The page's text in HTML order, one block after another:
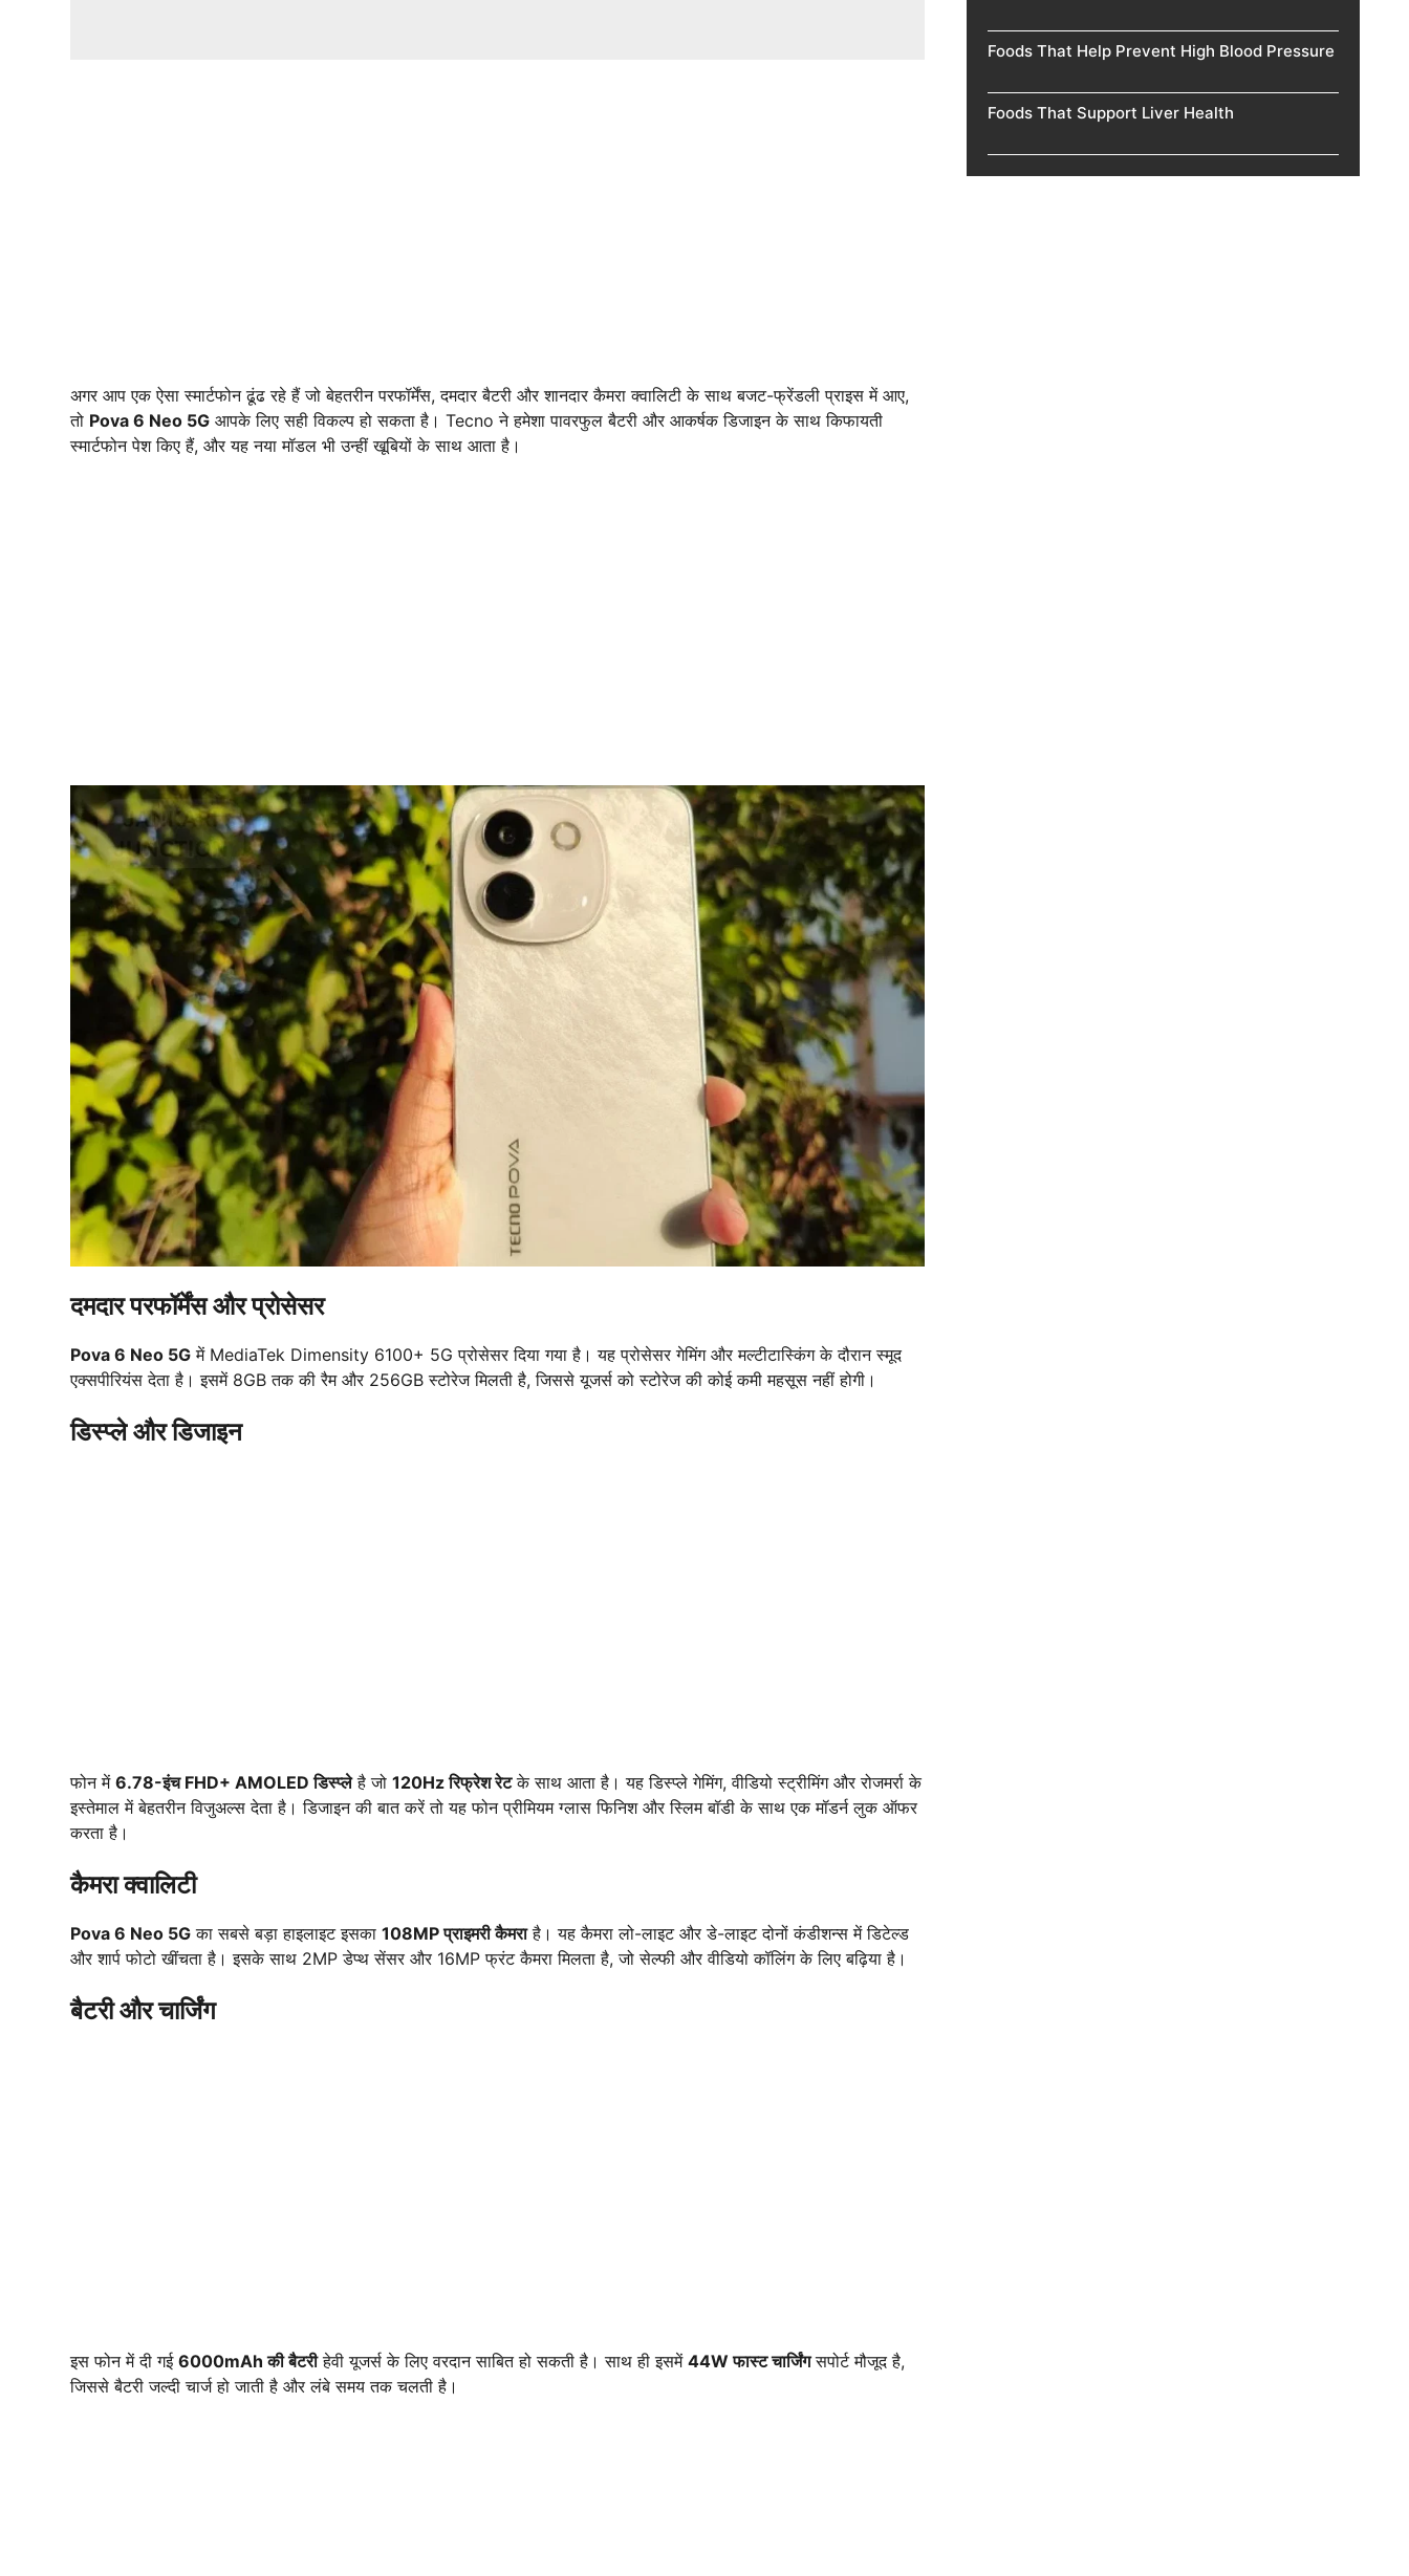
अगर आप एक ऐसा स्मार्टफोन ढूंढ रहे हैं जो बेहतरीन परफॉर्मेंस, दमदार बैटरी और शानदार कैमरा क्वालिटी के साथ बजट-फ्रेंडली प्राइस में आए,
तो Pova 6 Neo 5G आपके लिए सही विकल्प हो सकता है। Tecno ने हमेशा पावरफुल बैटरी और आकर्षक डिजाइन के साथ किफायती
स्मार्टफोन पेश किए हैं, और यह नया मॉडल भी उन्हीं खूबियों के साथ आता है।
दमदार परफॉर्मेंस और प्रोसेसर
Pova 6 Neo 5G में MediaTek Dimensity 6100+ 5G प्रोसेसर दिया गया है। यह प्रोसेसर गेमिंग और मल्टीटास्किंग के दौरान स्मूद
एक्सपीरियंस देता है। इसमें 8GB तक की रैम और 256GB स्टोरेज मिलती है, जिससे यूजर्स को स्टोरेज की कोई कमी महसूस नहीं होगी।
डिस्प्ले और डिजाइन
फोन में 6.78-इंच FHD+ AMOLED डिस्प्लेहै जो 120Hz रिफ्रेश रेटके साथ आता है। यह डिस्प्ले गेमिंग, वीडियो स्ट्रीमिंग और रोजमर्रा के
इस्तेमाल में बेहतरीन विजुअल्स देता है। डिजाइन की बात करें तो यह फोन प्रीमियम ग्लास फिनिश और स्लिम बॉडी के साथ एक मॉडर्न लुक ऑफर
करता है।
कैमरा क्वालिटी
Pova 6 Neo 5G का सबसे बड़ा हाइलाइट इसका 108MP प्राइमरी कैमराहै। यह कैमरा लो-लाइट और डे-लाइट दोनों कंडीशन्स में डिटेल्ड
और शार्प फोटो खींचता है। इसके साथ 2MP डेप्थ सेंसर और 16MP फ्रंट कैमरा मिलता है, जो सेल्फी और वीडियो कॉलिंग के लिए बढ़िया है।
बैटरी और चार्जिंग
इस फोन में दी गई 6000mAh की बैटरीहेवी यूजर्स के लिए वरदान साबित हो सकती है। साथ ही इसमें 44W फास्ट चार्जिंगसपोर्ट मौजूद है,
जिससे बैटरी जल्दी चार्ज हो जाती है और लंबे समय तक चलती है।
Foods That Help Prevent High Blood Pressure
Foods That Support Liver Health